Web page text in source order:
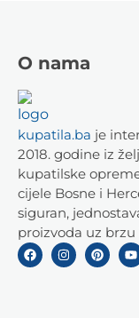
O nama
kupatila.ba je
2018. godine iz
kupatilske
cijele Bosne i
siguran,
proizvoda uz